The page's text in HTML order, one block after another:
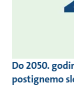
Do 2050.
postignemo